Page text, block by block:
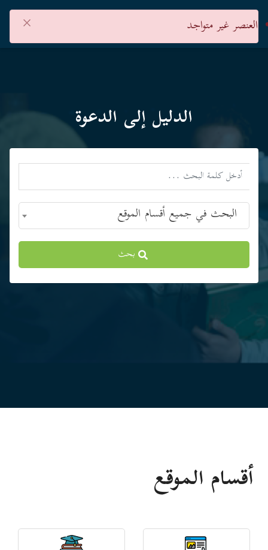
العنصر غير متواجد ×
الدليل إلى الدعوة
البحث في جميع أقسام الموقع
بحث
أقسام الموقع